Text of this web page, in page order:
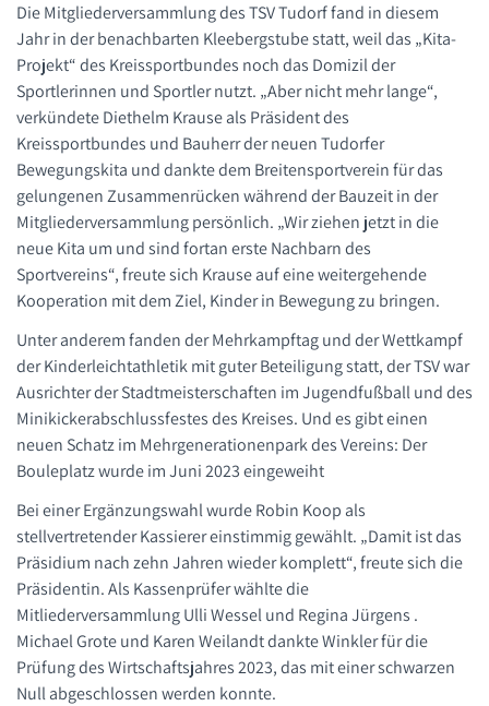
Die Mitgliederversammlung des TSV Tudorf fand in diesem
Jahr in der benachbarten Kleebergstube statt, weil das „Kita-
Projekt“ des Kreissportbundes noch das Domizil der
Sportlerinnen und Sportler nutzt. „Aber nicht mehr lange“,
verkündete Diethelm Krause als Präsident des
Kreissportbundes und Bauherr der neuen Tudorfer
Bewegungskita und dankte dem Breitensportverein für das
gelungenen Zusammenrücken während der Bauzeit in der
Mitgliederversammlung persönlich. „Wir ziehen jetzt in die
neue Kita um und sind fortan erste Nachbarn des
Sportvereins“, freute sich Krause auf eine weitergehende
Kooperation mit dem Ziel, Kinder in Bewegung zu bringen.
Unter anderem fanden der Mehrkampftag und der Wettkampf
der Kinderleichtathletik mit guter Beteiligung statt, der TSV war
Ausrichter der Stadtmeisterschaften im Jugendfußball und des
Minikickerabschlussfestes des Kreises. Und es gibt einen
neuen Schatz im Mehrgenerationenpark des Vereins: Der
Bouleplatz wurde im Juni 2023 eingeweiht
Bei einer Ergänzungswahl wurde Robin Koop als
stellvertretender Kassierer einstimmig gewählt. „Damit ist das
Präsidium nach zehn Jahren wieder komplett“, freute sich die
Präsidentin. Als Kassenprüfer wählte die
Mitliederversammlung Ulli Wessel und Regina Jürgens .
Michael Grote und Karen Weilandt dankte Winkler für die
Prüfung des Wirtschaftsjahres 2023, das mit einer schwarzen
Null abgeschlossen werden konnte.
Leichtathletik
Tischtennis
Volleyball